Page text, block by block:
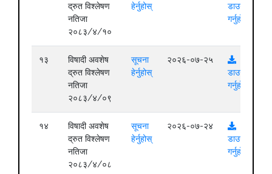
द्रुत विश्लेषण
नतिजा
२०८३/४/१०
हेर्नुहोस्
डाउनलोड
गर्नुहोस्
१३
विषादी अवशेष
द्रुत विश्लेषण
नतिजा
२०८३/४/०९
सूचना
हेर्नुहोस्
२०२६-०७-२५
डाउनलोड
गर्नुहोस्
१४
विषादी अवशेष
द्रुत विश्लेषण
नतिजा
२०८३/४/०८
सूचना
हेर्नुहोस्
२०२६-०७-२४
डाउनलोड
गर्नुहोस्